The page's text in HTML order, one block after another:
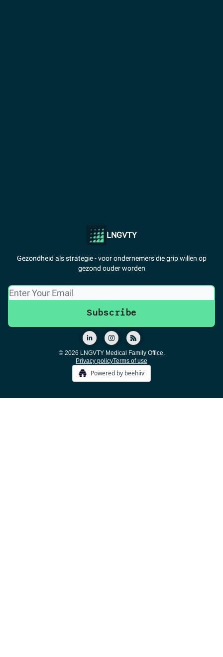
LNGVTY
Gezondheid als strategie - voor ondernemers die grip willen op
gezond ouder worden
© 2026 LNGVTY Medical Family Office.
Privacy policyTerms of use
Powered by beehiiv